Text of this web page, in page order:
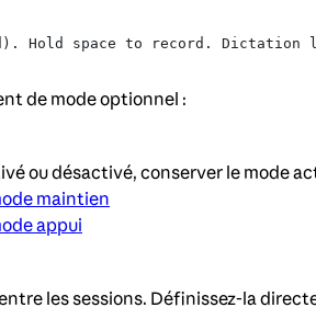
Hold space to record. Dictation
de mode optionnel :
ou désactivé, conserver le mode
maintien
appui
les sessions. Définissez-la